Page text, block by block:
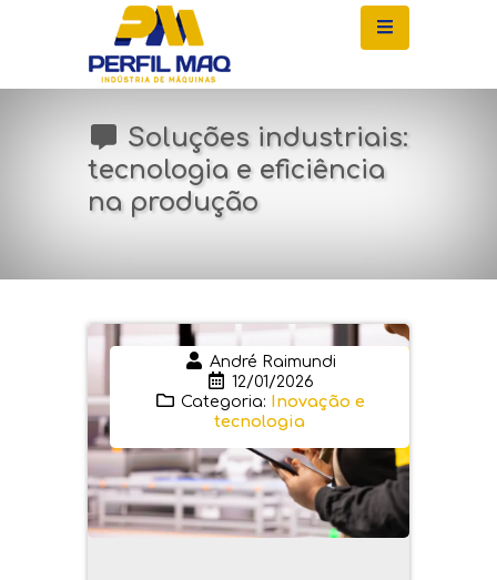
Soluções industriais:
tecnologia e eficiência
na produção
André Raimundi
12/01/2026
Categoria: Inovação e
tecnologia